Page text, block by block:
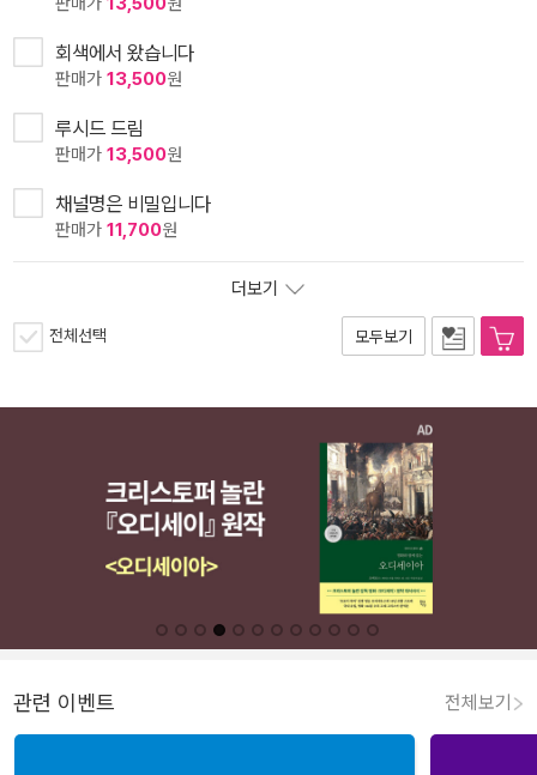
회색에서 왔습니다
판매가 13,500원
루시드 드림
판매가 13,500원
채널명은 비밀입니다
판매가 11,700원
더보기
전체선택 모두보기
관련 이벤트 전체보기